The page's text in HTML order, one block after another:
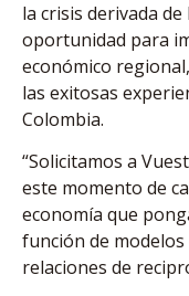
la crisis derivada
oportunidad para
económico
las exitosas
Colombia.
“Solicitamos a
este momento de
economía que
función de
relaciones de